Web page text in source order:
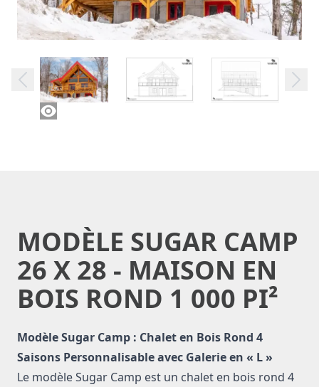
MODÈLE SUGAR CAMP
26 X 28 - MAISON EN
BOIS ROND 1 000 PI²
Description du modèle Sugar Camp 26 X 28
Modèle Sugar Camp : Chalet en Bois Rond 4
Saisons Personnalisable avec Galerie en « L »
Le modèle Sugar Camp est un chalet en bois rond 4